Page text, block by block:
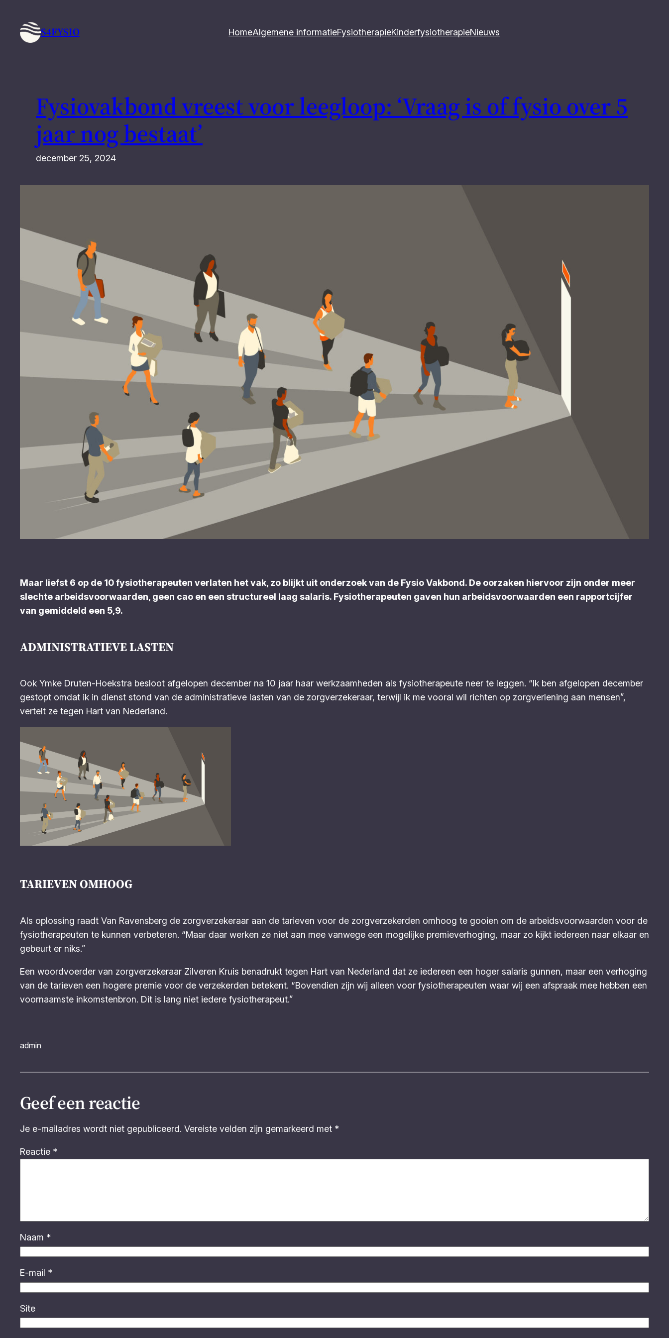
S4FYSIO HomeAlgemene informatieFysiotherapieKinderfysiotherapieNieuws
Fysiovakbond vreest voor leegloop: ‘Vraag is of fysio over 5
jaar nog bestaat’
december 25, 2024
Maar liefst 6 op de 10 fysiotherapeuten verlaten het vak, zo blijkt uit onderzoek van de Fysio Vakbond. De oorzaken hiervoor zijn onder meer
slechte arbeidsvoorwaarden, geen cao en een structureel laag salaris. Fysiotherapeuten gaven hun arbeidsvoorwaarden een rapportcijfer
van gemiddeld een 5,9.
ADMINISTRATIEVE LASTEN
Ook Ymke Druten-Hoekstra besloot afgelopen december na 10 jaar haar werkzaamheden als fysiotherapeute neer te leggen. “Ik ben afgelopen december
gestopt omdat ik in dienst stond van de administratieve lasten van de zorgverzekeraar, terwijl ik me vooral wil richten op zorgverlening aan mensen”,
vertelt ze tegen Hart van Nederland.
TARIEVEN OMHOOG
Als oplossing raadt Van Ravensberg de zorgverzekeraar aan de tarieven voor de zorgverzekerden omhoog te gooien om de arbeidsvoorwaarden voor de
fysiotherapeuten te kunnen verbeteren. “Maar daar werken ze niet aan mee vanwege een mogelijke premieverhoging, maar zo kijkt iedereen naar elkaar en
gebeurt er niks.”
Een woordvoerder van zorgverzekeraar Zilveren Kruis benadrukt tegen Hart van Nederland dat ze iedereen een hoger salaris gunnen, maar een verhoging
van de tarieven een hogere premie voor de verzekerden betekent. “Bovendien zijn wij alleen voor fysiotherapeuten waar wij een afspraak mee hebben een
voornaamste inkomstenbron. Dit is lang niet iedere fysiotherapeut.”
admin
Geef een reactie
Je e-mailadres wordt niet gepubliceerd. Vereiste velden zijn gemarkeerd met *
Reactie *
Naam *
E-mail *
Site